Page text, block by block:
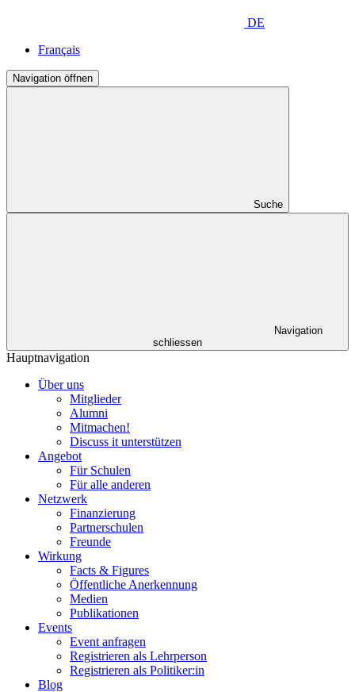
DE
Français
Navigation öffnen
Suche
Navigation
schliessen
Hauptnavigation
Über uns
Mitglieder
Alumni
Mitmachen!
Discuss it unterstützen
Angebot
Für Schulen
Für alle anderen
Netzwerk
Finanzierung
Partnerschulen
Freunde
Wirkung
Facts & Figures
Öffentliche Anerkennung
Medien
Publikationen
Events
Event anfragen
Registrieren als Lehrperson
Registrieren als Politiker:in
Blog